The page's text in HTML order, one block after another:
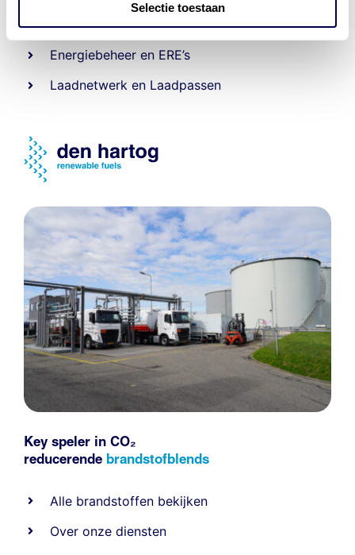
Selectie toestaan
Installatie van laadinfra en accu’s
Energiebeheer en ERE’s
Laadnetwerk en Laadpassen
Key speler in CO₂
reducerende brandstofblends
Alle brandstoffen bekijken
Over onze diensten